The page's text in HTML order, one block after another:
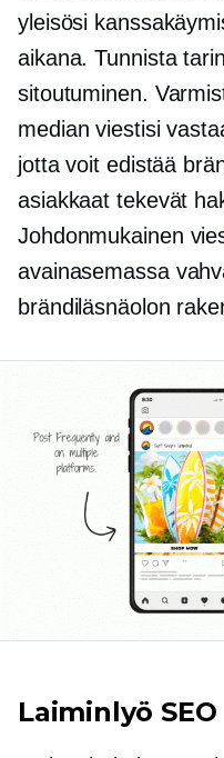
yleisösi
aikana. Tunnista
sitoutuminen.
median viestisi
jotta voit edistää
asiakkaat tekevät
Johdonmukainen
avainasemassa
brändiläsnäolon
Laiminlyö SEO